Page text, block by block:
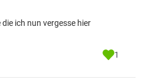
ich nun vergesse hier
1